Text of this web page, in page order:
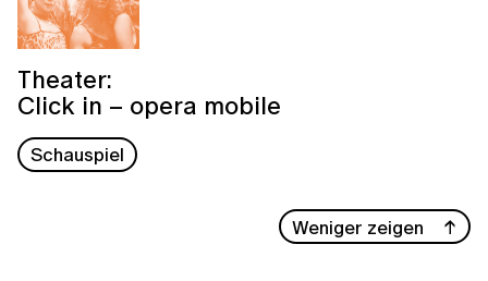
Theater:
Click in – opera mobile
Schauspiel
Weniger zeigen